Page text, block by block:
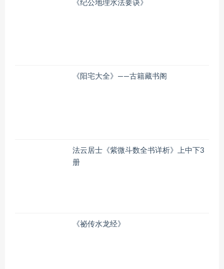
《纪公地理水法要诀》
《阳宅大全》——古籍藏书阁
法云居士《紫微斗数全书详析》上中下3
册
《祕传水龙经》